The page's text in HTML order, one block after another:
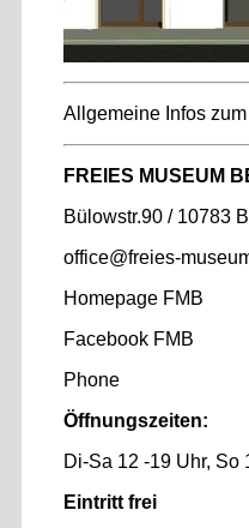
Allgemeine Infos
FREIES MUSEUM
Bülowstr.90 / 10783
office@freies-
Homepage FMB
Facebook FMB
Phone
Öffnungszeiten:
Di-Sa 12 -19 Uhr, So
Eintritt frei